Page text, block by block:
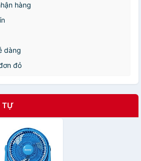
hàng
dàng
đỏ
TỰ